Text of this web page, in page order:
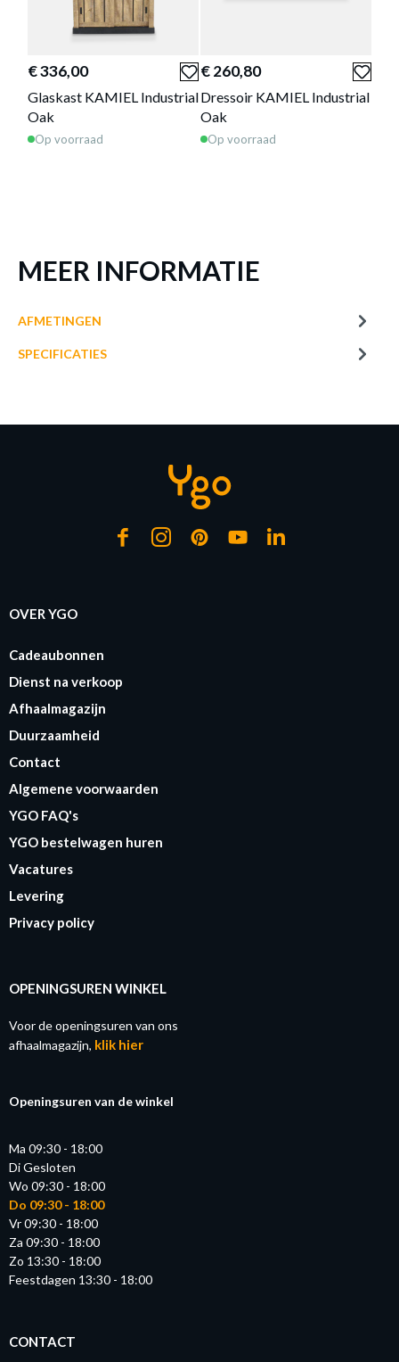
€ 336,00
Glaskast KAMIEL Industrial
Oak
Op voorraad
€ 260,80
Dressoir KAMIEL Industrial
Oak
Op voorraad
MEER INFORMATIE
AFMETINGEN
SPECIFICATIES
€ 264,00
GA NAAR WINKELMANDJE of verder winkelen
OVER YGO
Cadeaubonnen
Dienst na verkoop
Afhaalmagazijn
Duurzaamheid
Contact
Algemene voorwaarden
YGO FAQ's
YGO bestelwagen huren
Vacatures
Levering
Privacy policy
OPENINGSUREN WINKEL
Voor de openingsuren van ons
afhaalmagazijn, klik hier
Openingsuren van de winkel
Ma 09:30 - 18:00
Di Gesloten
Wo 09:30 - 18:00
Do 09:30 - 18:00
Vr 09:30 - 18:00
Za 09:30 - 18:00
Zo 13:30 - 18:00
Feestdagen 13:30 - 18:00
CONTACT